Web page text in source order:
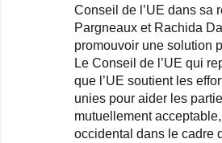
Conseil de l’UE dans sa
Pargneaux et Rachida
promouvoir une solution
Le Conseil de l’UE qui
que l’UE soutient les
unies pour aider les
mutuellement
occidental dans le cadre